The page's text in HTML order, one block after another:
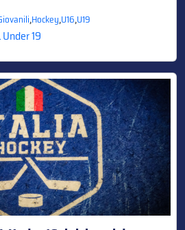
,Hockey,U16,U19
Under 19